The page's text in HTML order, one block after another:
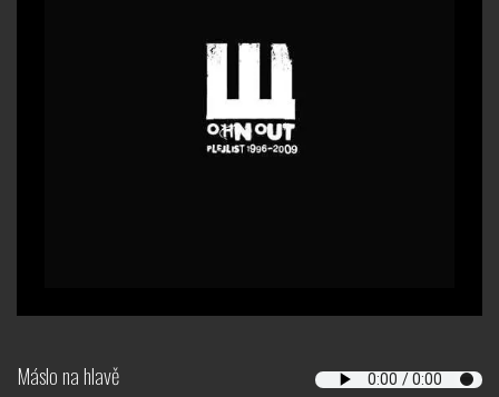
Máslo na hlavě